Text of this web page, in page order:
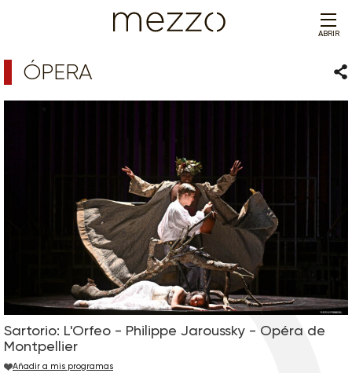
ABRIR
ÓPERA
Sartorio: L'Orfeo - Philippe Jaroussky - Opéra de
Montpellier
Añadir a mis programas